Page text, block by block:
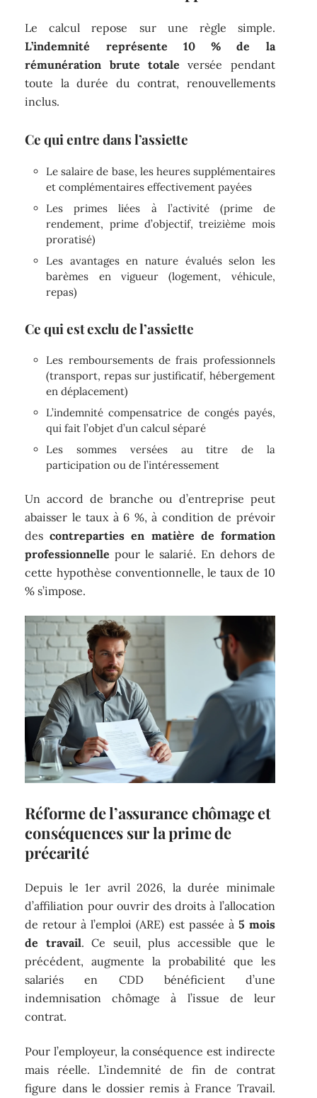
Le calcul repose sur une règle simple.
L’indemnité représente 10 % de la
rémunération brute totale versée pendant
toute la durée du contrat, renouvellements
inclus.
Ce qui entre dans l’assiette
Le salaire de base, les heures supplémentaires
et complémentaires effectivement payées
Les primes liées à l’activité (prime de
rendement, prime d’objectif, treizième mois
proratisé)
Les avantages en nature évalués selon les
barèmes en vigueur (logement, véhicule,
repas)
Ce qui est exclu de l’assiette
Les remboursements de frais professionnels
(transport, repas sur justificatif, hébergement
en déplacement)
L’indemnité compensatrice de congés payés,
qui fait l’objet d’un calcul séparé
Les sommes versées au titre de la
participation ou de l’intéressement
Un accord de branche ou d’entreprise peut
abaisser le taux à 6 %, à condition de prévoir
descontreparties en matière de formation
professionnelle pour le salarié. En dehors de
cette hypothèse conventionnelle, le taux de 10
% s’impose.
Réforme de l’assurance chômage et
conséquences sur la prime de
précarité
Depuis le 1er avril 2026, la durée minimale
d’affiliation pour ouvrir des droits à l’allocation
de retour à l’emploi (ARE) est passée à 5 mois
de travail. Ce seuil, plus accessible que le
précédent, augmente la probabilité que les
salariés en CDD bénéficient d’une
indemnisation chômage à l’issue de leur
contrat.
Pour l’employeur, la conséquence est indirecte
mais réelle. L’indemnité de fin de contrat
figure dans le dossier remis à France Travail.